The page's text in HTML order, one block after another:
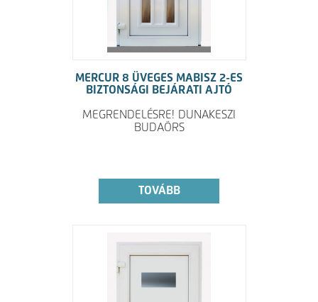
MERCUR 8 ÜVEGES MABISZ 2-ES
BIZTONSÁGI BEJÁRATI AJTÓ
MEGRENDELÉSRE! DUNAKESZI
BUDAÖRS
TOVÁBB